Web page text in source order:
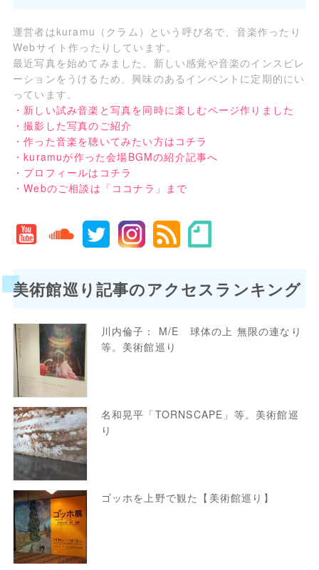
運営者はkuramu（クラム）という呼び名で、音楽作ったり
Webサイト作ったりしています。
最近写真を始めてみました。新しい感覚や音楽のインスピレ
ーションをうけるため、興味のあるインベントに定期的にい
っています。
・新しい試み音楽と写真を同時に楽しむページ作りました
・撮影した写真のご紹介
・作った音楽を聴いてみたい方はコチラ
・kuramuが作った会場BGMの紹介記事へ
・プロフィールはコチラ
・Webのご相談は「ココナラ」まで
美術館巡り記事のアクセスランキング
川内倫子： M/E 球体の上 無限の連なり
等。美術館巡り
名和晃平「TORNSCAPE」等。美術館巡
り
ゴッホを上野で観た【美術館巡り】